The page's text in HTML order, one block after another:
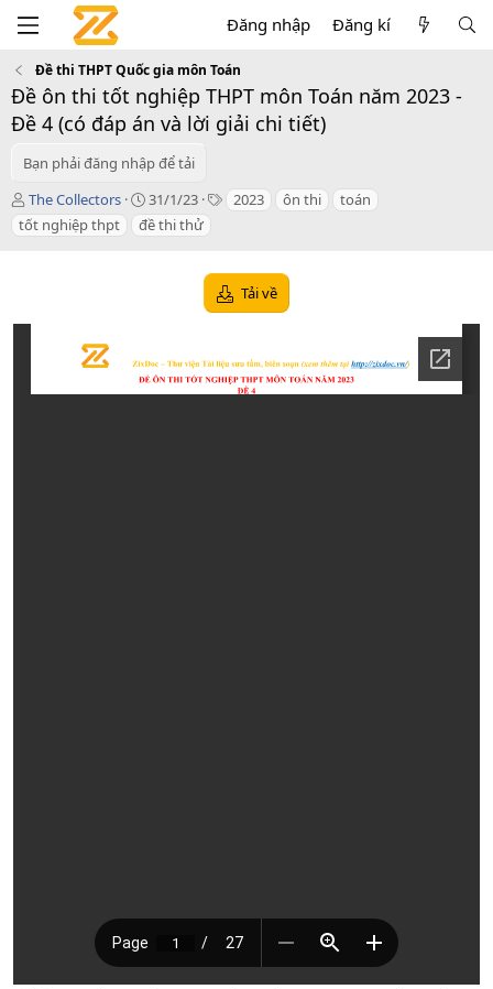
Đăng nhập Đăng kí
Đề thi THPT Quốc gia môn Toán
Đề ôn thi tốt nghiệp THPT môn Toán năm 2023 -
Đề 4 (có đáp án và lời giải chi tiết)
Bạn phải đăng nhập để tải
T
á
c
The Collectors
C
r
e
d
a
t
31/1/23
T 2023 ôn thi
toán
tốt nghiệp thpt
đề thi thử
Tải về